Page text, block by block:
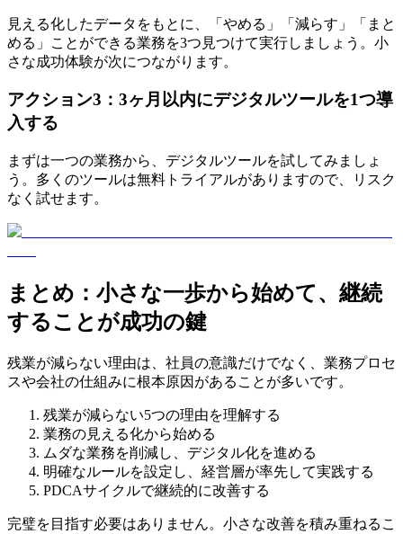
見える化したデータをもとに、「やめる」「減らす」「まと
める」ことができる業務を3つ見つけて実行しましょう。小
さな成功体験が次につながります。
アクション3：3ヶ月以内にデジタルツールを1つ導
入する
まずは一つの業務から、デジタルツールを試してみましょ
う。多くのツールは無料トライアルがありますので、リスク
なく試せます。
まとめ：小さな一歩から始めて、継続
することが成功の鍵
残業が減らない理由は、社員の意識だけでなく、業務プロセ
スや会社の仕組みに根本原因があることが多いです。
残業が減らない5つの理由を理解する
業務の見える化から始める
ムダな業務を削減し、デジタル化を進める
明確なルールを設定し、経営層が率先して実践する
PDCAサイクルで継続的に改善する
完璧を目指す必要はありません。小さな改善を積み重ねるこ